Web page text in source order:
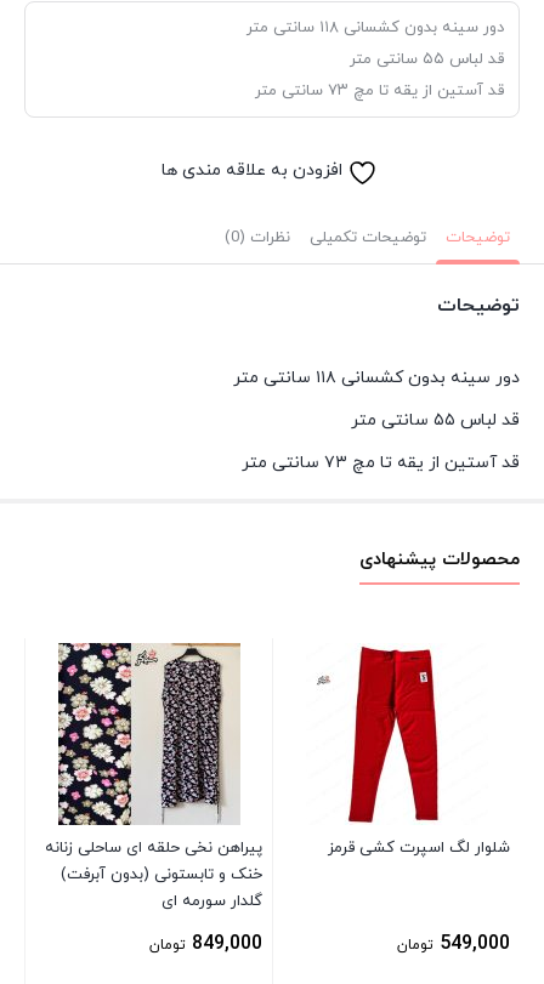
دور سینه بدون کشسانی ۱۱۸ سانتی متر
قد لباس ۵۵ سانتی متر
قد آستین از یقه تا مچ ۷۳ سانتی متر
افزودن به علاقه مندی ها
توضیحات توضیحات تکمیلی نظرات (0)
توضیحات
دور سینه بدون کشسانی ۱۱۸ سانتی متر
قد لباس ۵۵ سانتی متر
قد آستین از یقه تا مچ ۷۳ سانتی متر
محصولات پیشنهادی
شلوار لگ اسپرت کشی قرمز
549,000 تومان
پیراهن نخی حلقه ای ساحلی زنانه
خنک و تابستونی (بدون آبرفت)
گلدار سورمه ای
849,000 تومان